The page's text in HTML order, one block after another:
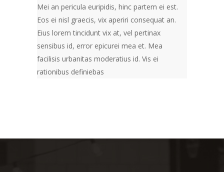
Mei an pericula euripidis, hinc partem ei est.
Eos ei nisl graecis, vix aperiri consequat an.
Eius lorem tincidunt vix at, vel pertinax
sensibus id, error epicurei mea et. Mea
facilisis urbanitas moderatius id. Vis ei
rationibus definiebas